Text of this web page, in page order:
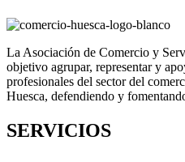
La Asociación de Comercio y
objetivo agrupar, representar y
profesionales del sector del
Huesca, defendiendo y
SERVICIOS